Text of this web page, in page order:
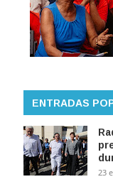
ENTRADAS
23